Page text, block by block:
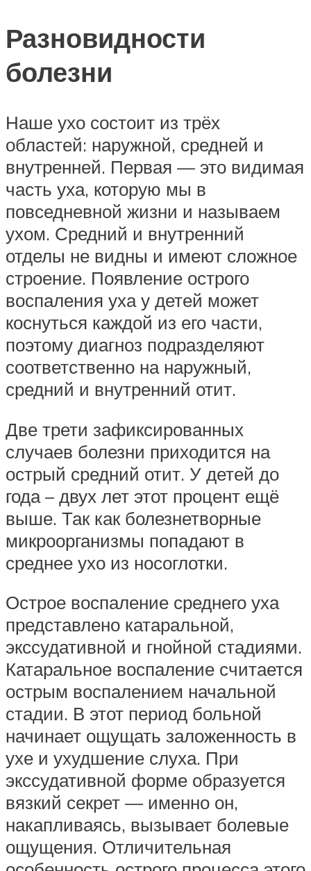
Разновидности
болезни
Наше ухо состоит из трёх
областей: наружной, средней и
внутренней. Первая — это видимая
часть уха, которую мы в
повседневной жизни и называем
ухом. Средний и внутренний
отделы не видны и имеют сложное
строение. Появление острого
воспаления уха у детей может
коснуться каждой из его части,
поэтому диагноз подразделяют
соответственно на наружный,
средний и внутренний отит.
Две трети зафиксированных
случаев болезни приходится на
острый средний отит. У детей до
года – двух лет этот процент ещё
выше. Так как болезнетворные
микроорганизмы попадают в
среднее ухо из носоглотки.
Острое воспаление среднего уха
представлено катаральной,
экссудативной и гнойной стадиями.
Катаральное воспаление считается
острым воспалением начальной
стадии. В этот период больной
начинает ощущать заложенность в
ухе и ухудшение слуха. При
экссудативной форме образуется
вязкий секрет — именно он,
накапливаясь, вызывает болевые
ощущения. Отличительная